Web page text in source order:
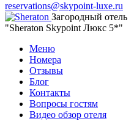
reservations@skypoint-luxe.ru
Загородный отель
"Sheraton Skypoint Люкс 5*"
Меню
Номера
Отзывы
Блог
Контакты
Вопросы гостям
Видео обзор отеля